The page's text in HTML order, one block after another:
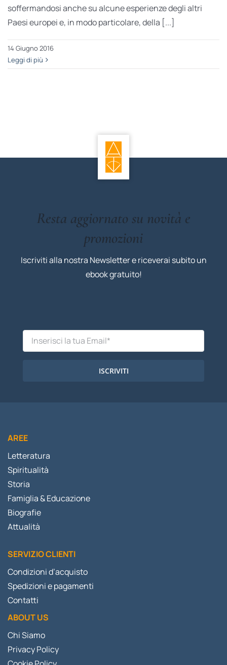
soffermandosi anche su alcune esperienze degli altri
Paesi europei e, in modo particolare, della [...]
14 Giugno 2016
Leggi di più
Resta aggiornato su novità e
promozioni
Iscriviti alla nostra Newsletter e riceverai subito un
ebook gratuito!
ISCRIVITI
AREE
Letteratura
Spiritualità
Storia
Famiglia & Educazione
Biografie
Attualità
SERVIZIO CLIENTI
Condizioni d’acquisto
Spedizioni e pagamenti
Contatti
ABOUT US
Chi Siamo
Privacy Policy